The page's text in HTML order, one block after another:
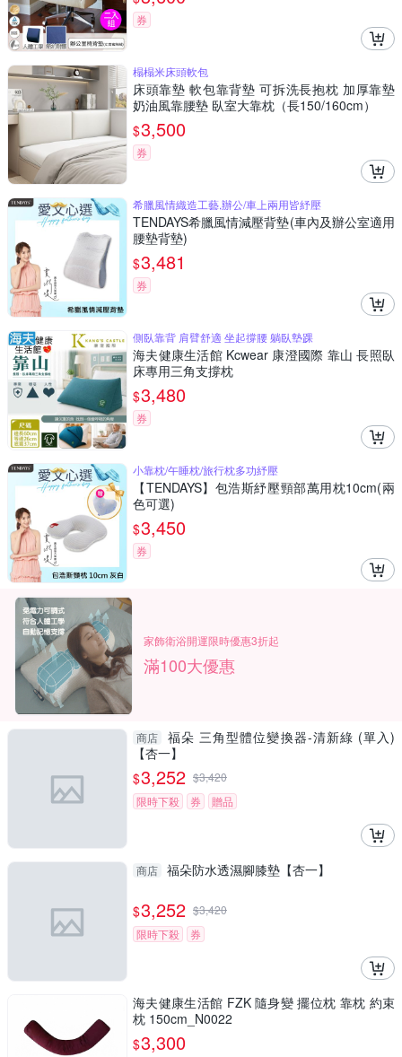
券
榻榻米床頭軟包
床頭靠墊 軟包靠背墊 可拆洗長抱枕 加厚靠墊
奶油風靠腰墊 臥室大靠枕（長150/160cm）
$3,500
券
希臘風情織造工藝,辦公/車上兩用皆紓壓
TENDAYS希臘風情減壓背墊(車內及辦公室適用
腰墊背墊)
$3,481
券
側臥靠背 肩臂舒適 坐起撐腰 躺臥墊踝
海夫健康生活館 Kcwear 康澄國際 靠山 長照臥
床專用三角支撐枕
$3,480
券
小靠枕/午睡枕/旅行枕多功紓壓
【TENDAYS】包浩斯紓壓頸部萬用枕10cm(兩
色可選)
$3,450
券
家飾衛浴開運限時優惠3折起
滿100大優惠
商店
福朵 三角型體位變換器-清新綠 (單入)
【杏一】
$3,252 $3,420
限時下殺
券 贈品
商店 福朵防水透濕腳膝墊【杏一】
$3,252 $3,420
限時下殺
券
海夫健康生活館 FZK 隨身變 擺位枕 靠枕 約束
枕 150cm_N0022
$3,300